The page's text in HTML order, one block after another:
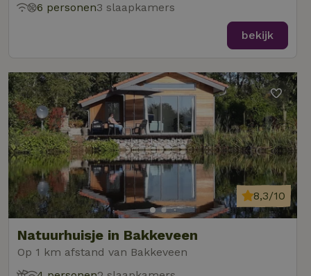
6 personen3 slaapkamers
bekijk
Natuurhuisje in Bakkeveen
Op 1 km afstand van Bakkeveen
8,3/10